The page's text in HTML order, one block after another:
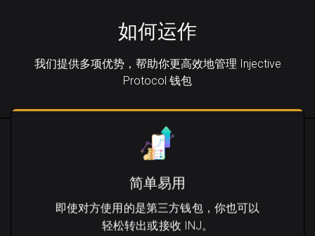
如何运作
我们提供多项优势，帮助你更高效地管理 Injective
Protocol 钱包
简单易用
即使对方使用的是第三方钱包，你也可以
轻松转出或接收 INJ。